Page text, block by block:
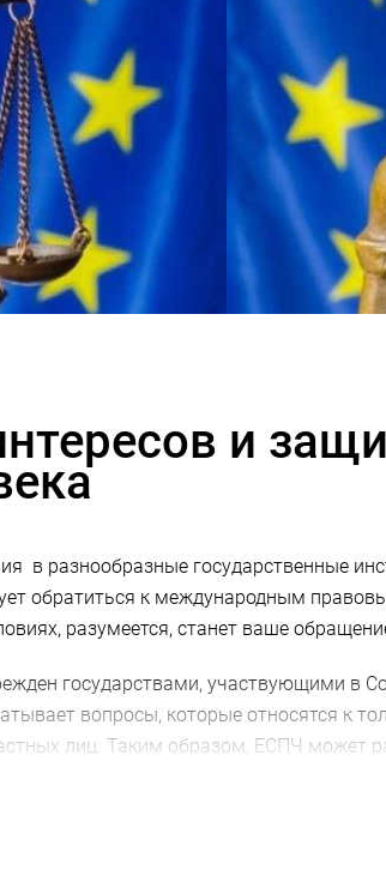
и
в разнообразные государственные
обратиться к международным
разумеется, станет ваше
государствами, участвующими в
вопросы, которые относятся к
лиц. Таким образом, ЕСПЧ может
по правам человека, подписаны
обеспечивать соблюдение